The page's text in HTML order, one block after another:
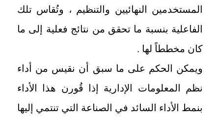
المستخدمين النهائيين والتنظيم ، وتُقاس تلك
الفاعلية بنسبة ما تحقق من نتائج فعلية إلى ما
كان مخططاً لها .
ويمكن الحكم على ما سبق أن نقيس من أداء
نظم المعلومات الإدارية إذا قُورن هذا الأداء
بنمط الأداء السائد في الصناعة التي تنتمي إليها